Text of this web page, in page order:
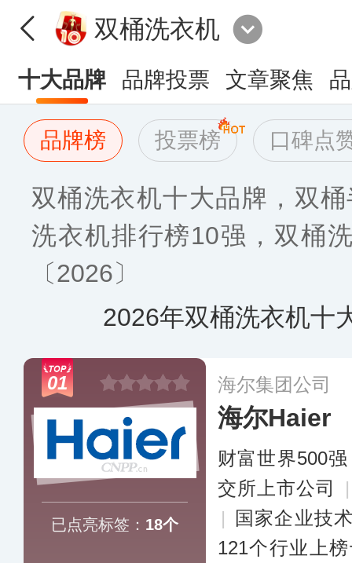
双桶洗衣机
十大品牌 品牌投票 文章聚焦
品牌榜 投票榜 口碑点
双桶洗衣机十大品牌，双
洗衣机排行榜10强，双桶
〔2026〕
2026年双桶洗衣机十
01
已点亮标签： 18个
海尔集团公司
海尔Haier
财富世界500强
交所上市公司
|
国家企业技
121个行业上